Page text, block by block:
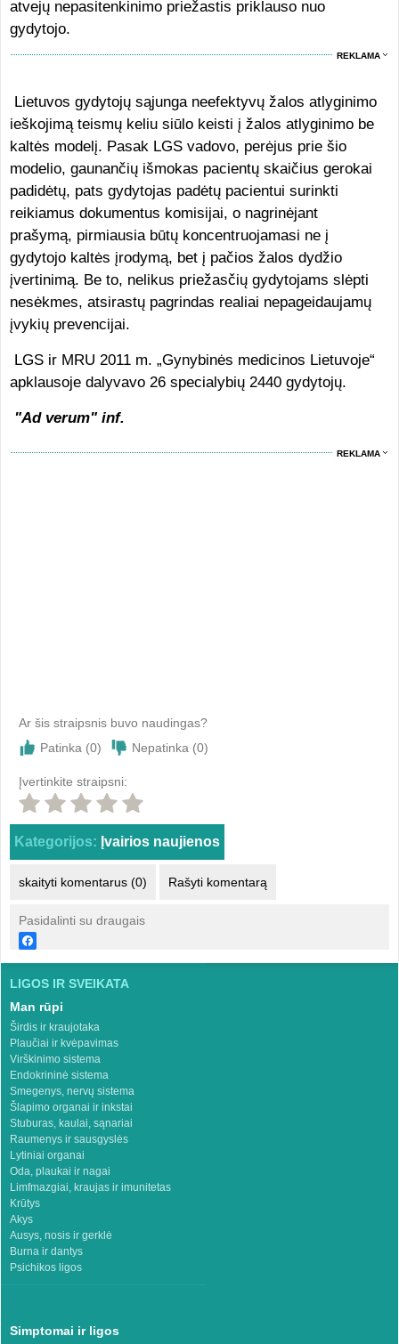
atvejų nepasitenkinimo priežastis priklauso nuo
gydytojo.
REKLAMA
Lietuvos gydytojų sąjunga neefektyvų žalos atlyginimo
ieškojimą teismų keliu siūlo keisti į žalos atlyginimo be
kaltės modelį. Pasak LGS vadovo, perėjus prie šio
modelio, gaunančių išmokas pacientų skaičius gerokai
padidėtų, pats gydytojas padėtų pacientui surinkti
reikiamus dokumentus komisijai, o nagrinėjant
prašymą, pirmiausia būtų koncentruojamasi ne į
gydytojo kaltės įrodymą, bet į pačios žalos dydžio
įvertinimą. Be to, nelikus priežasčių gydytojams slėpti
nesėkmes, atsirastų pagrindas realiai nepageidaujamų
įvykių prevencijai.
LGS ir MRU 2011 m. „Gynybinės medicinos Lietuvoje“
apklausoje dalyvavo 26 specialybių 2440 gydytojų.
"Ad verum" inf.
REKLAMA
Ar šis straipsnis buvo naudingas?
Patinka (0) Nepatinka (0)
Įvertinkite straipsni:
Kategorijos: Įvairios naujienos
skaityti komentarus (0) Rašyti komentarą
Pasidalinti su draugais
LIGOS IR SVEIKATA
Man rūpi
Širdis ir kraujotaka
Plaučiai ir kvėpavimas
Virškinimo sistema
Endokrininė sistema
Smegenys, nervų sistema
Šlapimo organai ir inkstai
Stuburas, kaulai, sąnariai
Raumenys ir sausgyslės
Lytiniai organai
Oda, plaukai ir nagai
Limfmazgiai, kraujas ir imunitetas
Krūtys
Akys
Ausys, nosis ir gerklė
Burna ir dantys
Psichikos ligos
Simptomai ir ligos